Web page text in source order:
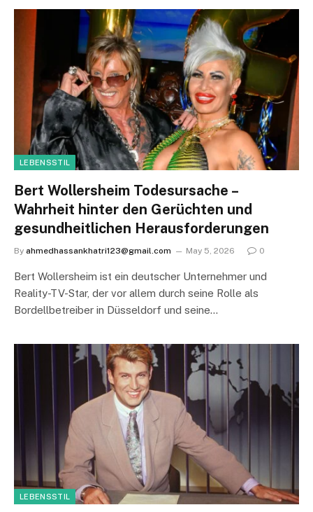
LEBENSSTIL
Bert Wollersheim Todesursache –
Wahrheit hinter den Gerüchten und
gesundheitlichen Herausforderungen
By ahmedhassankhatri123@gmail.com May 5, 2026 0
Bert Wollersheim ist ein deutscher Unternehmer und
Reality-TV-Star, der vor allem durch seine Rolle als
Bordellbetreiber in Düsseldorf und seine…
LEBENSSTIL